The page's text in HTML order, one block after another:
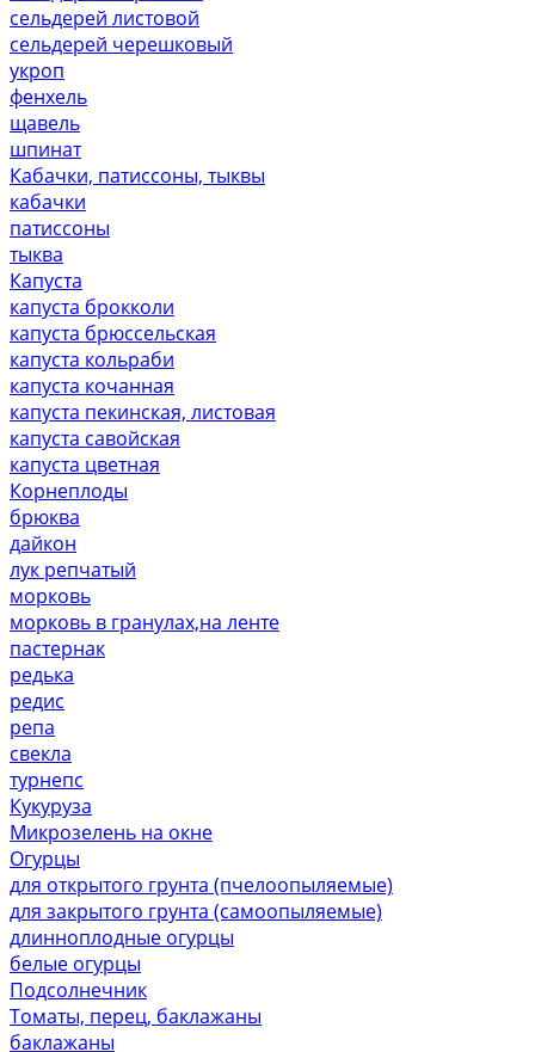
сельдерей листовой
сельдерей черешковый
укроп
фенхель
щавель
шпинат
Кабачки, патиссоны, тыквы
кабачки
патиссоны
тыква
Капуста
капуста брокколи
капуста брюссельская
капуста кольраби
капуста кочанная
капуста пекинская, листовая
капуста савойская
капуста цветная
Корнеплоды
брюква
дайкон
лук репчатый
морковь
морковь в гранулах,на ленте
пастернак
редька
редис
репа
свекла
турнепс
Кукуруза
Микрозелень на окне
Огурцы
для открытого грунта (пчелоопыляемые)
для закрытого грунта (самоопыляемые)
длинноплодные огурцы
белые огурцы
Подсолнечник
Томаты, перец, баклажаны
баклажаны